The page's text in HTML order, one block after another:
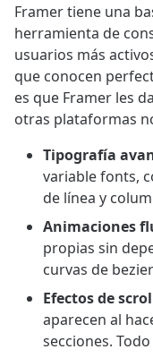
Framer tiene una
herramienta de
usuarios más
que conocen
es que Framer les
otras plataformas
Tipografía
variable fonts,
de línea y
Animaciones
propias sin
curvas de
Efectos de
aparecen al
secciones.